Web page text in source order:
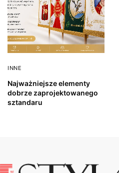
INNE
Najważniejsze elementy
dobrze zaprojektowanego
sztandaru